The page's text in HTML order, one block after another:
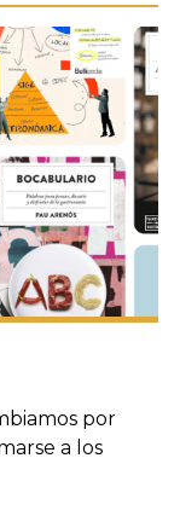
por
a los